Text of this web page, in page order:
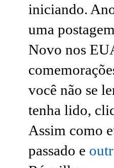
iniciando.
uma
Novo nos
você não se
tenha lido,
Assim como
passado e